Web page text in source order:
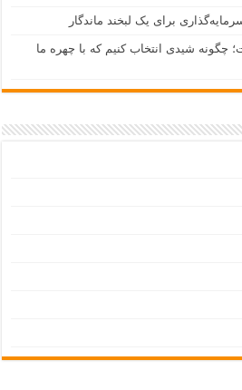
برای یک لبخند ماندگار
شیدی انتخاب کنیم که با چهره ما